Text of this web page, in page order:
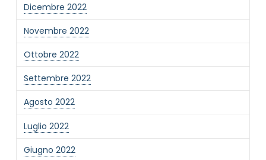
Dicembre 2022
Novembre 2022
Ottobre 2022
Settembre 2022
Agosto 2022
Luglio 2022
Giugno 2022